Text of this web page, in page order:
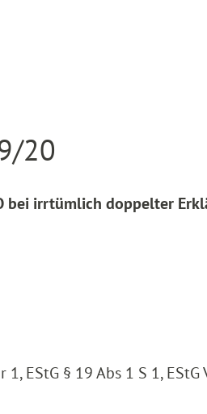
20
bei irrtümlich doppelter
EStG § 19 Abs 1 S 1, EStG